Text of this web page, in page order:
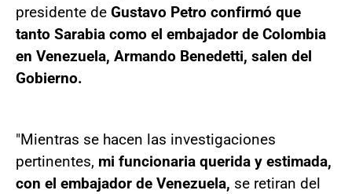
presidente de Gustavo Petro confirmó que
tanto Sarabia como el embajador de Colombia
en Venezuela, Armando Benedetti, salen del
Gobierno.
"Mientras se hacen las investigaciones
pertinentes, mi funcionaria querida y estimada,
con el embajador de Venezuela, se retiran del